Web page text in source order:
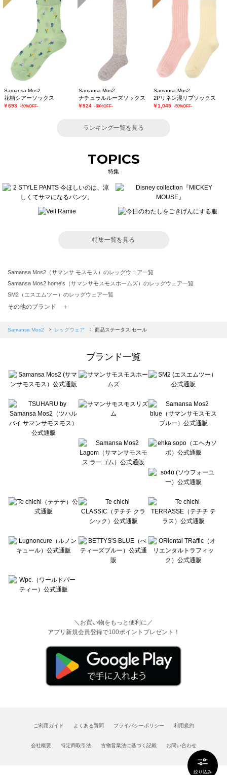
絞り込み
Samansa Mos2
花柄シアーソックス
￥693 -30%OFF-
Samansa Mos2
ナチュラルルーズソックス
￥924 -30%OFF-
Samansa Mos2
2Pリネン混リブソックス
￥1,045 -50%OFF-
ランキング一覧を見る
TOPICS
特集
特集一覧を見る
Samansa Mos2（サマンサ モスモス）のレッグウェア一覧
Samansa Mos2 home's（サマンサモスモスホームズ）のレッグウェア一覧
SM2（エスエムツー）のレッグウェア一覧
TSUHARU by Samansa Mos2（ツハルバイサマンサモスモス）のレッグウェア一覧
Samansa Mos2 blue（サマンサモスモス ブルー）のレッグウェア一覧
sō4ū（ソウフォーユー）のレッグウェア一覧
Te chichi（テチチ）のレッグウェア一覧
Te chichi CLASSIC（テチチ クラシック）のレッグウェア一覧
Lugnoncure（ルノンキュール）のレッグウェア一覧
BETTY'S BLUE（べティーズブルー）のレッグウェア一覧
Wpc.（ワールドパーティー）のレッグウェア一覧
その他のブランド ＋
Samansa Mos2 レッグウェア 商品ステータス:セール
ブランド一覧
＼お買い物をもっと便利に／
アプリ新規会員登録で100ポイントプレゼント！
ご利用ガイド よくある質問 プライバシーポリシー 利用規約
会社概要 特定商取引法 古物営業法に基づく記載 お問い合わせ